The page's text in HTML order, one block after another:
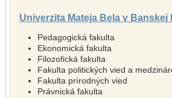
Univerzita Mateja Bela v Banskej
Pedagogická fakulta
Ekonomická fakulta
Filozofická fakulta
Fakulta politických vied a
Fakulta prírodných vied
Právnická fakulta